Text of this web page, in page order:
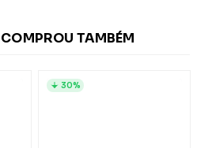
TAMBÉM
30%